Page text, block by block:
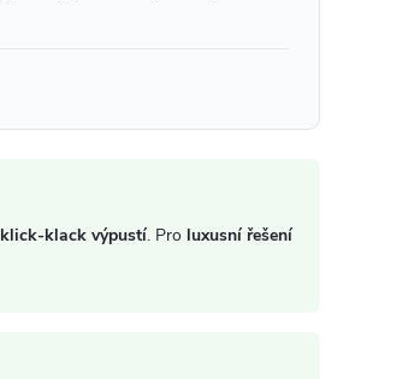
klick-klack výpustí. Pro luxusní řešení